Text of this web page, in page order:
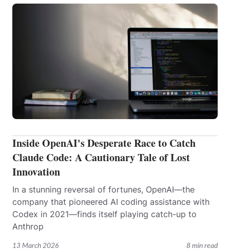
13 March 2026 8 min read
Inside OpenAI's Desperate Race to Catch
Claude Code: A Cautionary Tale of Lost
Innovation
In a stunning reversal of fortunes, OpenAI—the
company that pioneered AI coding assistance with
Codex in 2021—finds itself playing catch-up to
Anthrop